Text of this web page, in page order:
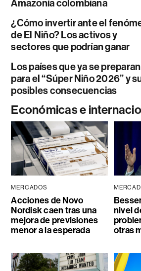
Amazonía colombiana
¿Cómo invertir ante el
de El Niño? Los activos y
sectores que podrían ganar
Los países que ya se preparan
para el “Súper Niño 2026” y
posibles consecuencias
Económicas e
MERCADOS
Acciones de Novo
Nordisk caen tras una
mejora de previsiones
menor a la esperada
nivel
otras